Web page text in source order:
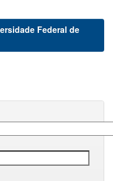
Federal de